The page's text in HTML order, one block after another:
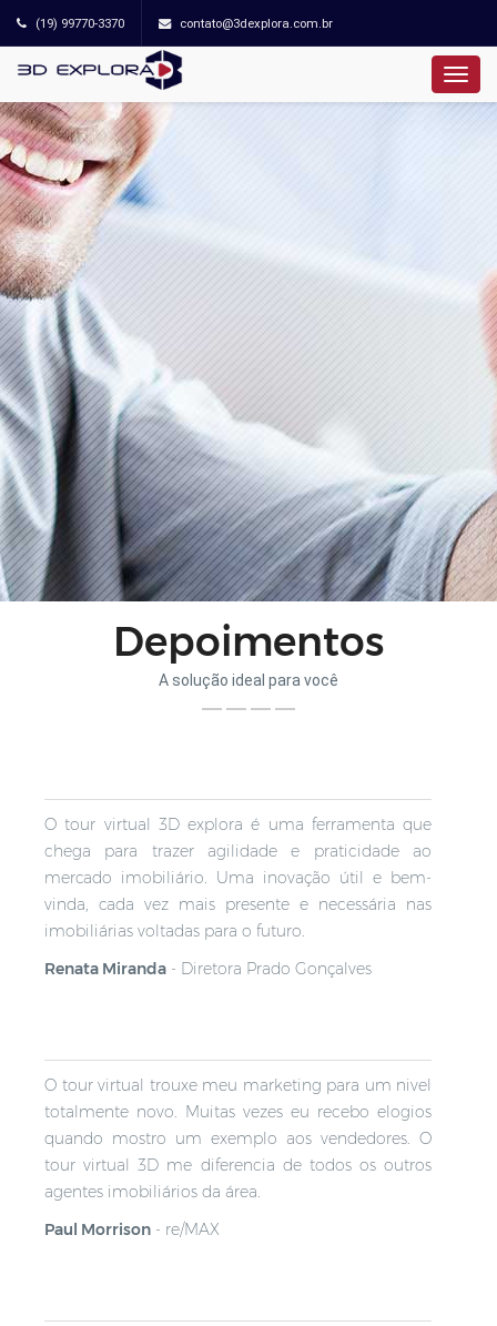
(19) 99770-3370 contato@3dexplora.com.br
Depoimentos
A solução ideal para você
O tour virtual 3D explora é uma ferramenta que
chega para trazer agilidade e praticidade ao
mercado imobiliário. Uma inovação útil e bem-
vinda, cada vez mais presente e necessária nas
imobiliárias voltadas para o futuro.
Renata Miranda - Diretora Prado Gonçalves
O tour virtual trouxe meu marketing para um nivel
totalmente novo. Muitas vezes eu recebo elogios
quando mostro um exemplo aos vendedores. O
tour virtual 3D me diferencia de todos os outros
agentes imobiliários da área.
Paul Morrison - re/MAX